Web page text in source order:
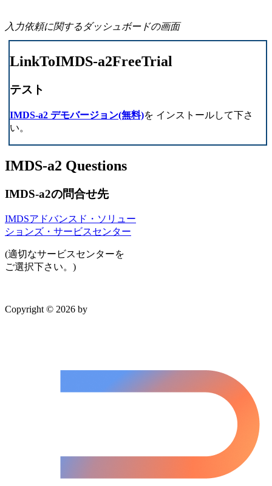
入力依頼に関するダッシュボードの画面
LinkToIMDS-a2FreeTrial
テスト
IMDS-a2 デモバージョン(無料)を インストールして下さ
い。
IMDS-a2 Questions
IMDS-a2の問合せ先
IMDSアドバンスド・ソリュー
ションズ・サービスセンター
(適切なサービスセンターを
ご選択下さい。)
Copyright © 2026 by